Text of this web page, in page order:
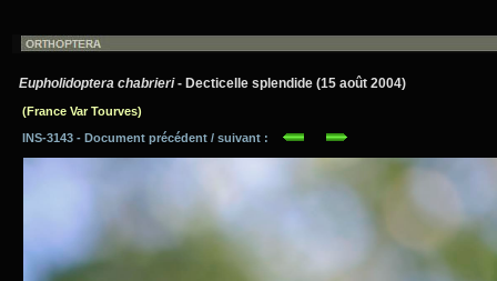
Eupholidoptera chabrieri- Decticelle splendide (15 août 2004)
(France Var Tourves)
INS-3143 - Document précédent / suivant :